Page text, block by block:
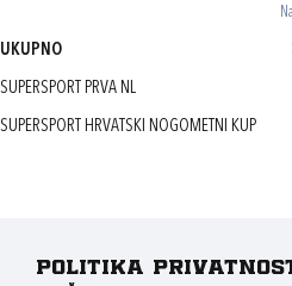
UKUPNO
SUPERSPORT PRVA NL
SUPERSPORT HRVATSKI NOGOMETNI KUP
Politika